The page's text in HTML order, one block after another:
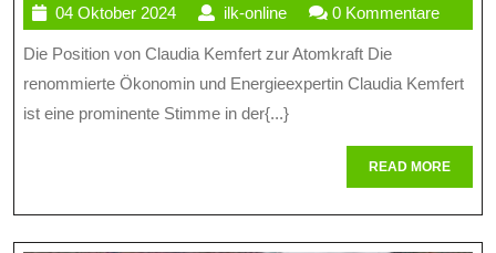
Von
Claudia
Kemfert
Der
04 Oktober 202404
Oktober
2024
ilk-onlineilk-
online
0 Kommentare
Die Position von Claudia Kemfert zur Atomkraft Die
renommierte Ökonomin und Energieexpertin Claudia Kemfert
ist eine prominente Stimme in der{...}
READ MOREREAD
MORE